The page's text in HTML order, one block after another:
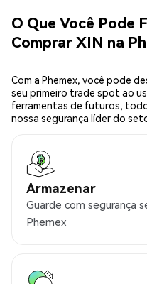
O Que Você Pode
Comprar XIN na
Com a Phemex, você pode
seu primeiro trade spot ao
ferramentas de futuros,
nossa segurança líder do
Armazenar
Guarde com segurança
Phemex